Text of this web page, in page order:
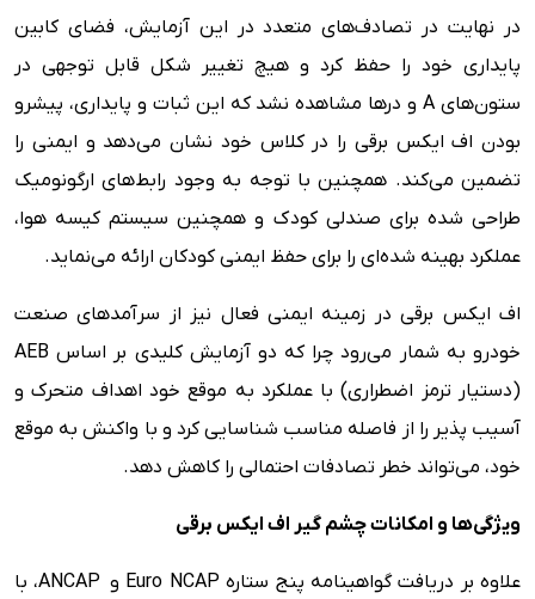
در نهایت در تصادف‌های متعدد در این آزمایش، فضای کابین
پایداری خود را حفظ کرد و هیچ تغییر شکل قابل توجهی در
ستون‌های A و درها مشاهده نشد که این ثبات و پایداری، پیشرو
بودن اف ایکس برقی را در کلاس خود نشان می‌دهد و ایمنی را
تضمین می‌کند. همچنین با توجه به وجود رابط‌های ارگونومیک
طراحی شده برای صندلی کودک و همچنین سیستم کیسه هوا،
عملکرد بهینه‌ شده‌ای را برای حفظ ایمنی کودکان ارائه می‌نماید.
اف ایکس برقی در زمینه ایمنی فعال نیز از سرآمدهای صنعت
خودرو به شمار می‌رود چرا که دو آزمایش کلیدی بر اساس AEB
(دستیار ترمز اضطراری) با عملکرد به موقع خود اهداف متحرک و
آسیب پذیر را از فاصله مناسب شناسایی کرد و با واکنش به موقع
خود، می‌تواند خطر تصادفات احتمالی را کاهش دهد.
ویژگی‌ها و امکانات چشم گیر اف ایکس برقی
علاوه بر دریافت گواهینامه پنج ستاره Euro NCAP و ANCAP، با